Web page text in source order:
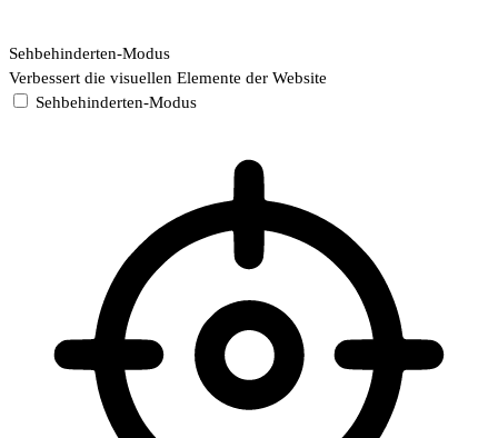
Sehbehinderten-Modus
Verbessert die visuellen Elemente der Website
Sehbehinderten-Modus